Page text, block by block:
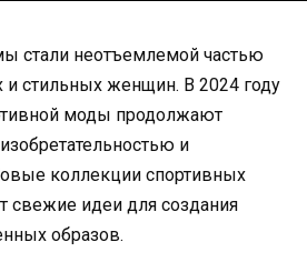
стали неотъемлемой частью
и стильных женщин. В 2024 году
моды продолжают
и
коллекции спортивных
свежие идеи для создания
образов.